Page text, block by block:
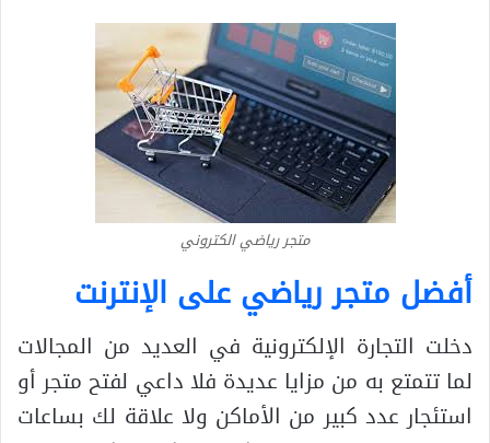
متجر رياضي الكتروني
أفضل متجر رياضي على الإنترنت
دخلت التجارة الإلكترونية في العديد من المجالات
لما تتمتع به من مزايا عديدة فلا داعي لفتح متجر أو
استئجار عدد كبير من الأماكن ولا علاقة لك بساعات